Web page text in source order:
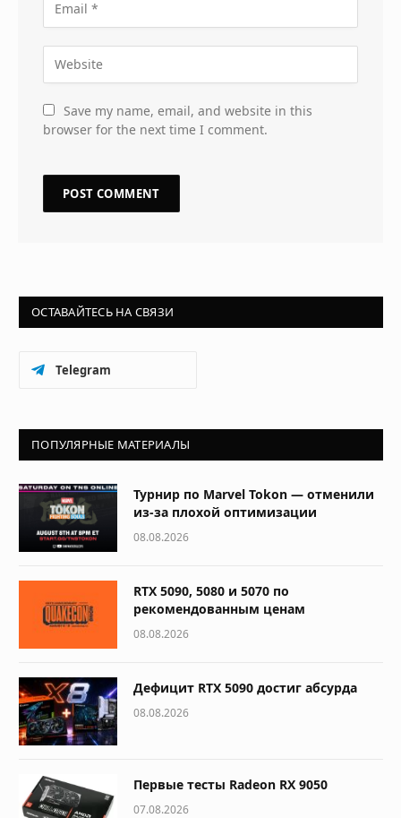
Save my name, email, and website in this
browser for the next time I comment.
ОСТАВАЙТЕСЬ НА СВЯЗИ
Telegram
ПОПУЛЯРНЫЕ МАТЕРИАЛЫ
Турнир по Marvel Tokon — отменили
из-за плохой оптимизации
08.08.2026
RTX 5090, 5080 и 5070 по
рекомендованным ценам
08.08.2026
Дефицит RTX 5090 достиг абсурда
08.08.2026
Первые тесты Radeon RX 9050
07.08.2026